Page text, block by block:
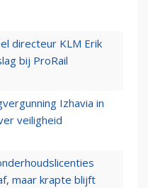
directeur KLM Erik
bij ProRail
Izhavia in
veiligheid
maar krapte blijft